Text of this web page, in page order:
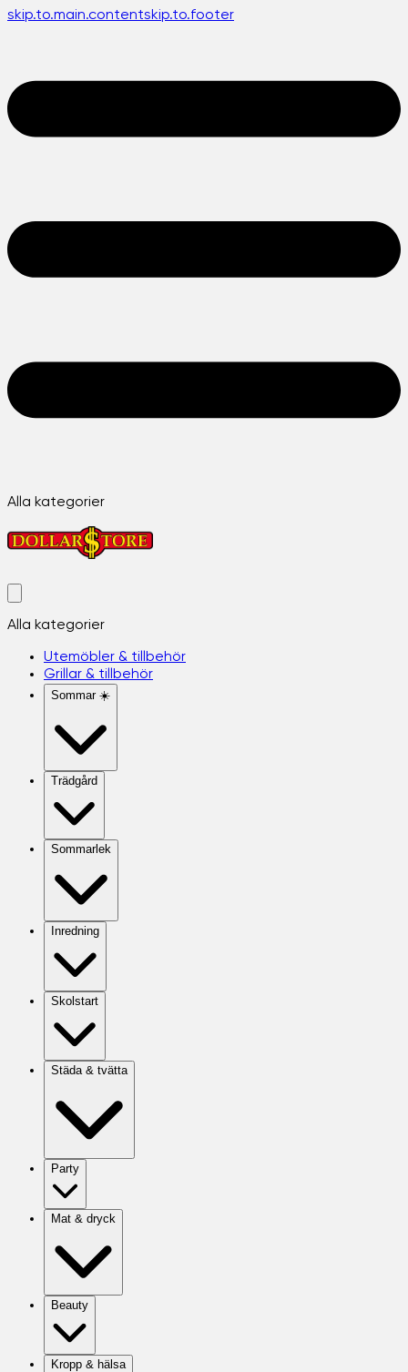
skip.to.main.contentskip.to.footer
Alla kategorier
Alla kategorier
Utemöbler & tillbehör
Grillar & tillbehör
Sommar ☀️
Trädgård
Sommarlek
Inredning
Skolstart
Städa & tvätta
Party
Mat & dryck
Beauty
Kropp & hälsa